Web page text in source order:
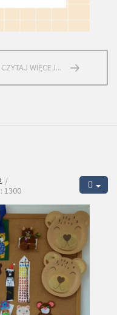
CZYTAJ WIĘCEJ...
1300